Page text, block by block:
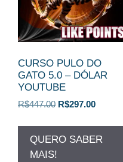
CURSO PULO DO
GATO 5.0 – DÓLAR
YOUTUBE
R$447.00 O
original
era:
R$297.00O
atual
é:
QUERO SABER
MAIS!